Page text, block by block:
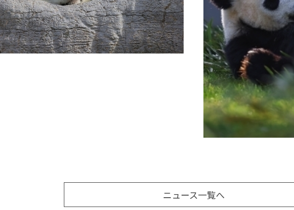
ニュース一覧へ